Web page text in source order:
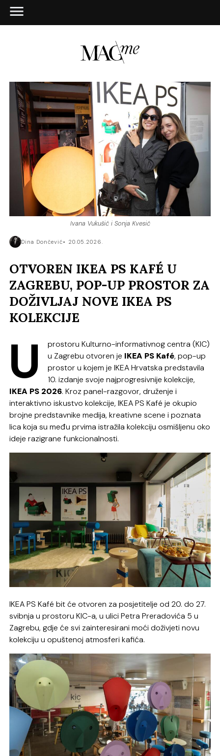
Ivana Vukušić i Sonja Kvesić
Dina Dončević 20.05.2026.
OTVOREN IKEA PS KAFÉ U
ZAGREBU, POP-UP PROSTOR ZA
DOŽIVLJAJ NOVE IKEA PS
KOLEKCIJE
U
prostoru Kulturno-informativnog centra (KIC)
u Zagrebu otvoren je IKEA PS Kafé, pop-up
prostor u kojem je IKEA Hrvatska predstavila
10. izdanje svoje najprogresivnije kolekcije,
IKEA PS 2026. Kroz panel-razgovor, druženje i
interaktivno iskustvo kolekcije, IKEA PS Kafé je okupio
brojne predstavnike medija, kreativne scene i poznata
lica koja su među prvima istražila kolekciju osmišljenu oko
ideje razigrane funkcionalnosti.
IKEA PS Kafé bit će otvoren za posjetitelje od 20. do 27.
svibnja u prostoru KIC-a, u ulici Petra Preradovića 5 u
Zagrebu, gdje će svi zainteresirani moći doživjeti novu
kolekciju u opuštenoj atmosferi kafića.